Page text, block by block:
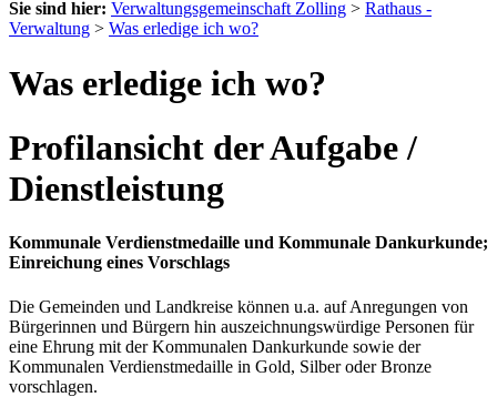
Sie sind hier: Verwaltungsgemeinschaft Zolling > Rathaus -
Verwaltung > Was erledige ich wo?
Was erledige ich wo?
Profilansicht der Aufgabe /
Dienstleistung
Kommunale Verdienstmedaille und Kommunale Dankurkunde;
Einreichung eines Vorschlags
Die Gemeinden und Landkreise können u.a. auf Anregungen von
Bürgerinnen und Bürgern hin auszeichnungswürdige Personen für
eine Ehrung mit der Kommunalen Dankurkunde sowie der
Kommunalen Verdienstmedaille in Gold, Silber oder Bronze
vorschlagen.